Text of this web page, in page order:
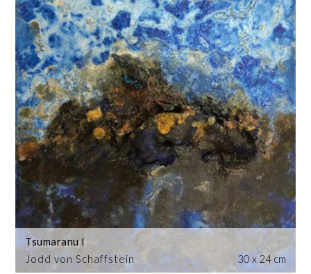
Jodd von Schaffstein
Tsumaranu I
30 x 24 cm